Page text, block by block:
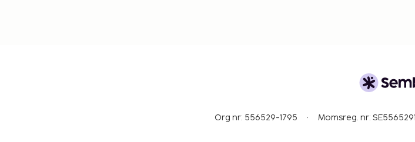
Org nr: 556529-1795 Momsreg. nr: